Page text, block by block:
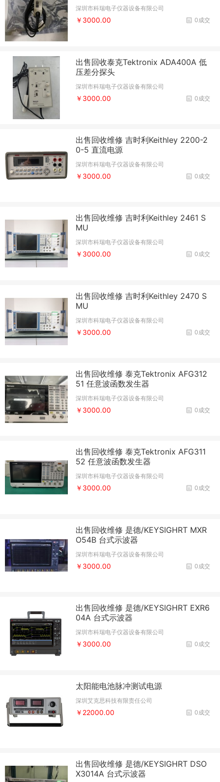
深圳市科瑞电子仪器设备有限公司
0成交
￥3000.00
出售回收泰克Tektronix ADA400A 低
压差分探头
深圳市科瑞电子仪器设备有限公司
0成交
￥3000.00
出售回收维修 吉时利Keithley 2200-2
0-5 直流电源
深圳市科瑞电子仪器设备有限公司
0成交
￥3000.00
出售回收维修 吉时利Keithley 2461 S
MU
深圳市科瑞电子仪器设备有限公司
0成交
￥3000.00
出售回收维修 吉时利Keithley 2470 S
MU
深圳市科瑞电子仪器设备有限公司
0成交
￥3000.00
出售回收维修 泰克Tektronix AFG312
51 任意波函数发生器
深圳市科瑞电子仪器设备有限公司
0成交
￥3000.00
出售回收维修 泰克Tektronix AFG311
52 任意波函数发生器
深圳市科瑞电子仪器设备有限公司
0成交
￥3000.00
出售回收维修 是德/KEYSIGHRT MXR
O54B 台式示波器
深圳市科瑞电子仪器设备有限公司
0成交
￥3000.00
出售回收维修 是德/KEYSIGHRT EXR6
04A 台式示波器
深圳市科瑞电子仪器设备有限公司
0成交
￥3000.00
太阳能电池脉冲测试电源
深圳艾克思科技有限责任公司
0成交
￥22000.00
出售回收维修 是德/KEYSIGHRT DSO
X3014A 台式示波器